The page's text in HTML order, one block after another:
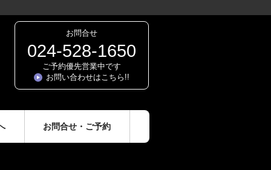
お問合せ
024-528-1650
ご予約優先営業中です
お問い合わせはこちら!!
お問合せ・ご予約